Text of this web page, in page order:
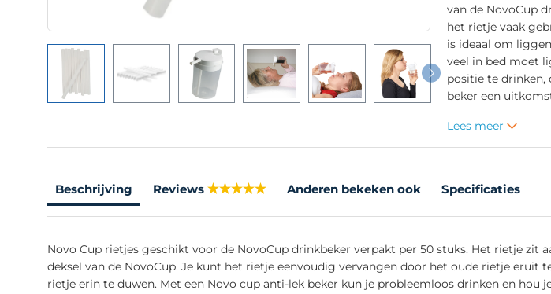
van de NovoCup
het rietje vaak
is ideaal om
veel in bed moet
positie te drinken,
beker een
Lees meer
Beschrijving Reviews Anderen bekeken ook Specificaties
Novo Cup rietjes geschikt voor de NovoCup drinkbeker verpakt per 50 stuks. Het rietje zit
deksel van de NovoCup. Je kunt het rietje eenvoudig vervangen door het oude rietje eruit
rietje erin te duwen. Met een Novo cup anti-lek beker kun je probleemloos drinken en hou